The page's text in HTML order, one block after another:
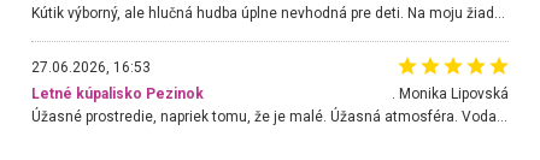
27.06.2026, 16:53
Letné kúpalisko Pezinok
. Monika Lipovská
Úžasné prostredie, napriek tomu, že je malé. Úžasná atmosféra. Voda fantastická a nádherná. Ľudí je pomerne veľa, ale su mili a ohľaduplní. Je veľmi zaujímavé sledovať, ako dokážu spolu športovať cudzí ľudia a bez ohľadu na vek. Vládne tu pohoda. Vnuka neviem dostať z vody. Ďakujem za krásny deň . Urcite sa sem vrátim. Jediný problém je s parkovaním, ale aj ten sa mi podarilo vyriešiť. Monika Bratislava